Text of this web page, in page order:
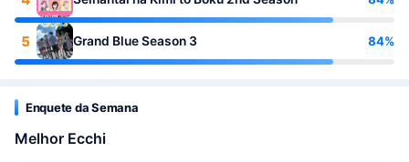
5 Grand Blue Season 3 84%
Enquete da Semana
Melhor Ecchi